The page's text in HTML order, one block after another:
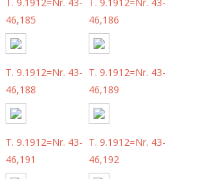
46,185
46,186
T. 9.1912=Nr. 43-
46,188
T. 9.1912=Nr. 43-
46,189
T. 9.1912=Nr. 43-
46,191
T. 9.1912=Nr. 43-
46,192